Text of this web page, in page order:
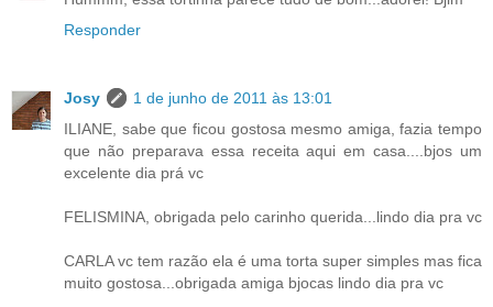
Responder
Josy
1 de junho de 2011 às 13:01
ILIANE, sabe que ficou gostosa mesmo amiga, fazia tempo
que não preparava essa receita aqui em casa....bjos um
excelente dia prá vc
FELISMINA, obrigada pelo carinho querida...lindo dia pra vc
CARLA vc tem razão ela é uma torta super simples mas fica
muito gostosa...obrigada amiga bjocas lindo dia pra vc